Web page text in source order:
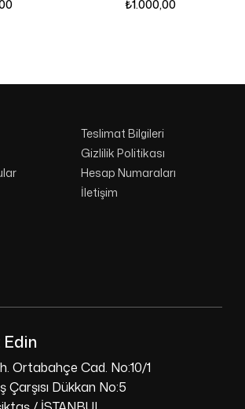
₺1.000,00
Ortabahçe Cad. No:10/1
Dükkan No:5
Teslimat Bilgileri
Gizlilik Politikası
Hesap Numaraları
İletişim